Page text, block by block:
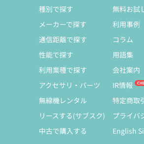
種別で探す
メーカーで探す
通信距離で探す
性能で探す
利用業種で探す
アクセサリ・パーツ
無線機レンタル
リースする(サブスク)
中古で購入する
無料お試
利用事例
コラム
用語集
会社案内
IR情報
特定商取
プライバ
English